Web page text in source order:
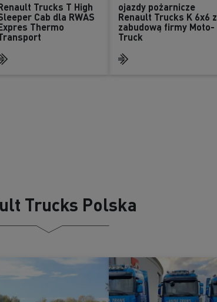
Trucks T High
Cab dla RWAS
Thermo
ojazdy pożarnicze
Renault Trucks K 6x6 z
zabudową firmy Moto-
Truck
Trucks Polska